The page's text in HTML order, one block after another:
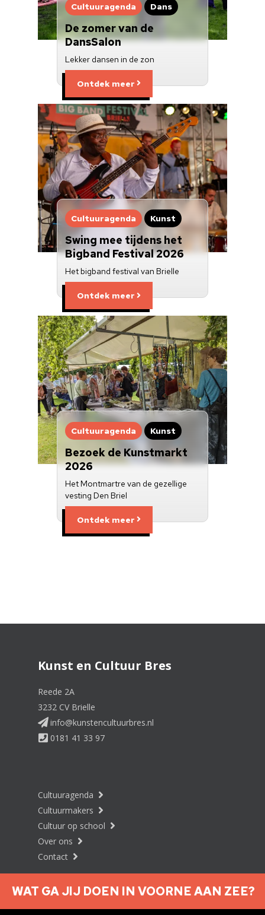
Cultuuragenda Dans
De zomer van de
DansSalon
Lekker dansen in de zon
Ontdek meer
Cultuuragenda Kunst
Swing mee tijdens het
Bigband Festival 2026
Het bigband festival van Brielle
Ontdek meer
Cultuuragenda Kunst
Bezoek de Kunstmarkt
2026
Het Montmartre van de gezellige
vesting Den Briel
Ontdek meer
Kunst en Cultuur Bres
Reede 2A
3232 CV Brielle
info@kunstencultuurbres.nl
0181 41 33 97
Cultuuragenda
Cultuurmakers
Cultuur op school
Over ons
Contact
WAT GA JIJ DOEN IN VOORNE AAN ZEE?